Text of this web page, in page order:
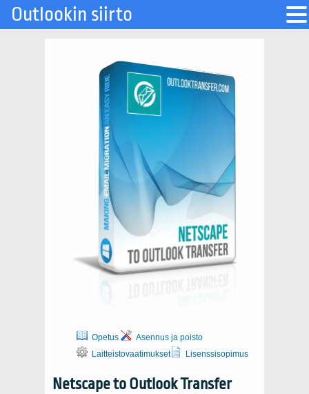
Opetus
Asennus ja poisto
Laitteistovaatimukset
Lisenssisopimus
Netscape to Outlook Transfer
Outlookin siirto